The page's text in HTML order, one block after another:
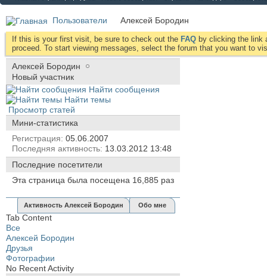
Пользователи Алексей Бородин
If this is your first visit, be sure to check out the FAQ by clicking the link
proceed. To start viewing messages, select the forum that you want to
Алексей Бородин
Новый участник
Найти сообщения
Найти темы
Просмотр статей
Мини-статистика
Регистрация 05.06.2007
Последняя активность 13.03.2012 13:48
Последние посетители
Эта страница была посещена 16,885 раз
Активность Алексей Бородин Обо мне
Tab Content
Все
Алексей Бородин
Друзья
Фотографии
No Recent Activity